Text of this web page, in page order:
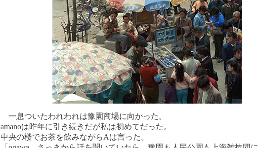
一息ついたわれわれは豫園商場に向かった。
amanoは昨年に引き続きだが私は初めてだった。
中央の楼でお茶を飲みながらAは言った。